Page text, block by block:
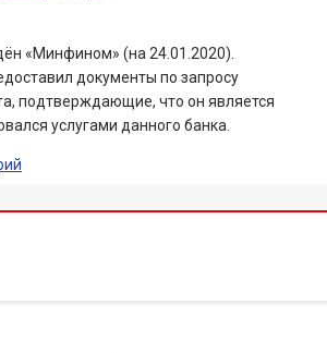
«Минфином» (на 24.01.2020).
документы по запросу
подтверждающие, что он является
услугами данного банка.